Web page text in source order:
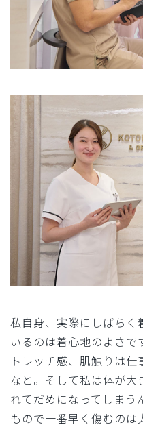
私自身、実際にしばらく
いるのは着心地のよさで
トレッチ感、肌触りは
なと。そして私は体が大
れてだめになってしまう
もので一番早く傷むの